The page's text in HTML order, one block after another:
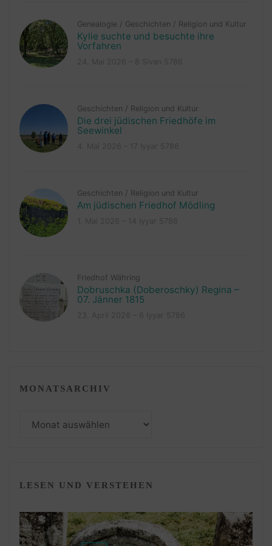
Genealogie / Geschichten / Religion und Kultur
Kylie suchte und besuchte ihre
Vorfahren
Geschichten / Religion und Kultur
Die drei jüdischen Friedhöfe im
Seewinkel
Geschichten / Religion und Kultur
Am jüdischen Friedhof Mödling
Friedhof Währing
Dobruschka (Doberoschky) Regina –
07. Jänner 1815
MONATSARCHIV
LESEN UND VERSTEHEN